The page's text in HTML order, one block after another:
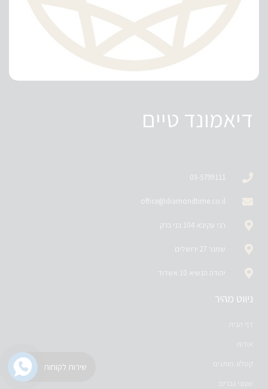
דיאמונד טיים
03-5799111
office@diamondtime.co.il
רבי עקיבא 104 בני ברק
שמגר 27 ירושלים
יהודה הנשיא 10 אשדוד
ניווט מהיר
דף הבית
אודות
קטלוג מותגים
שעוני גברים
שירות לקוחות